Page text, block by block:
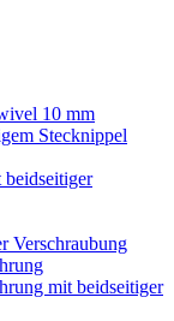
10 mm
Stecknippel
Verschraubung
mit beidseitiger